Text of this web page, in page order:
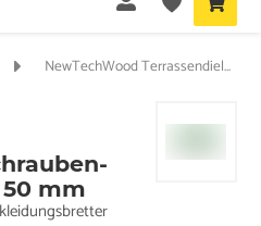
NewTechWood Terrassendiele Schrauben-Set Silver Ash 5 x 50 mm
50 mm